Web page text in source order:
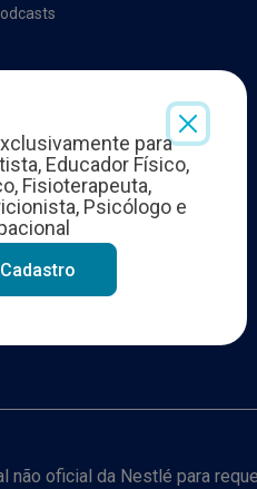
para
Educador Físico,
Fisioterapeuta,
Psicólogo e
Cadastro
oficial da Nestlé para